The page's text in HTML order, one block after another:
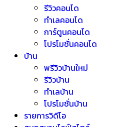
รีวิวคอนโด
ทำเลคอนโด
การ์ตูนคอนโด
โปรโมชั่นคอนโด
บ้าน
พรีวิวบ้านใหม่
รีวิวบ้าน
ทำเลบ้าน
โปรโมชั่นบ้าน
รายการวิดีโอ